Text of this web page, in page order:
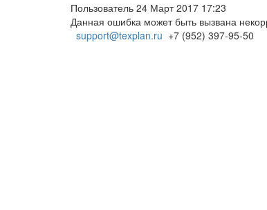
Пользователь 24 Март 2017 17:23
Данная ошибка может быть вызвана
support@texplan.ru +7 (952) 397-95-50